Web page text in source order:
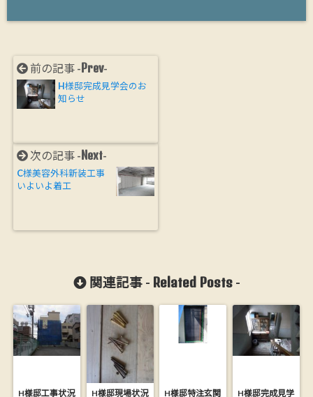
前の記事 - Prev-
H様邸完成見学会のお
知らせ
次の記事 - Next-
C様美容外科新装工事
いよいよ着工
関連記事 - Related Posts-
H様邸工事状況 H様邸現場状況 H様邸特注玄関 H様邸完成見学